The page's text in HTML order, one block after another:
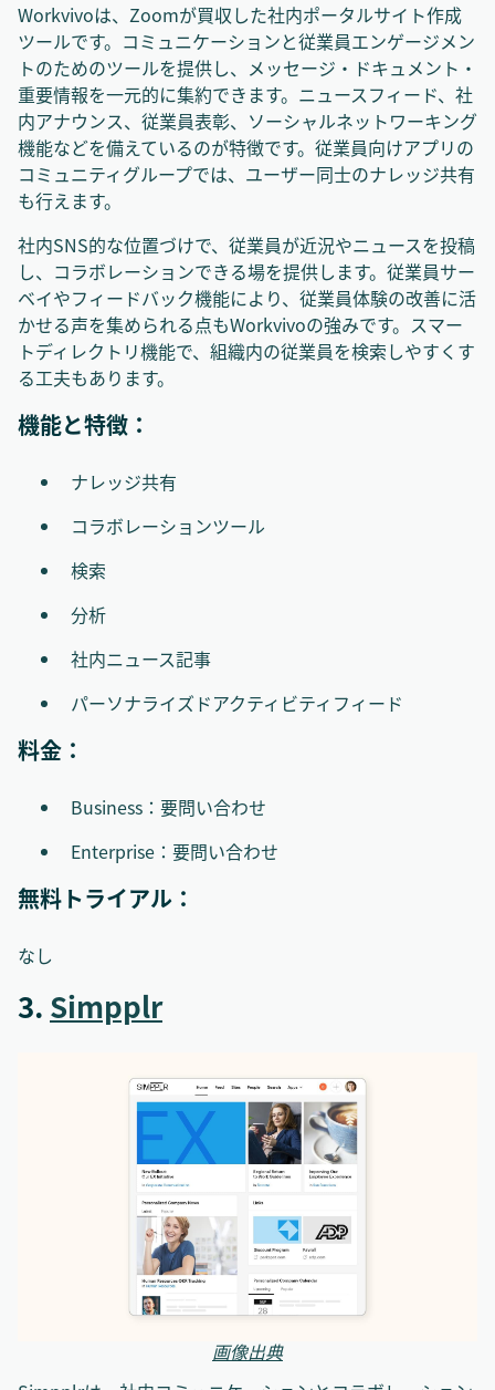
Workvivoは、Zoomが買収した社内ポータルサイト作成
ツールです。コミュニケーションと従業員エンゲージメン
トのためのツールを提供し、メッセージ・ドキュメント・
重要情報を一元的に集約できます。ニュースフィード、社
内アナウンス、従業員表彰、ソーシャルネットワーキング
機能などを備えているのが特徴です。従業員向けアプリの
コミュニティグループでは、ユーザー同士のナレッジ共有
も行えます。
社内SNS的な位置づけで、従業員が近況やニュースを投稿
し、コラボレーションできる場を提供します。従業員サー
ベイやフィードバック機能により、従業員体験の改善に活
かせる声を集められる点もWorkvivoの強みです。スマー
トディレクトリ機能で、組織内の従業員を検索しやすくす
る工夫もあります。
機能と特徴：
ナレッジ共有
コラボレーションツール
検索
分析
社内ニュース記事
パーソナライズドアクティビティフィード
料金：
Business：要問い合わせ
Enterprise：要問い合わせ
無料トライアル：
なし
3. Simpplr
画像出典